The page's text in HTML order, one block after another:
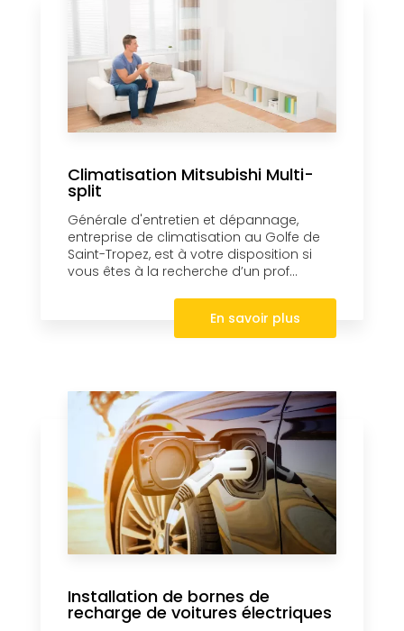
Climatisation Mitsubishi Multi-
split
Générale d'entretien et dépannage,
entreprise de climatisation au Golfe de
Saint-Tropez, est à votre disposition si
vous êtes à la recherche d’un prof...
En savoir plus
Installation de bornes de
recharge de voitures électriques